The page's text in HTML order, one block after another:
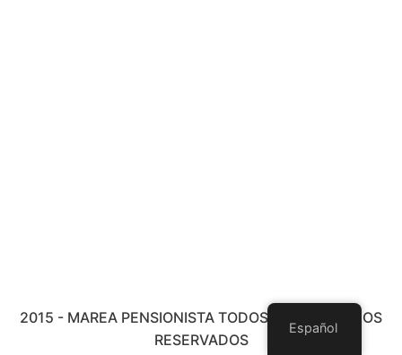
2015 - MAREA PENSIONISTA TODOS LOS DERECHOS
RESERVADOS
Español